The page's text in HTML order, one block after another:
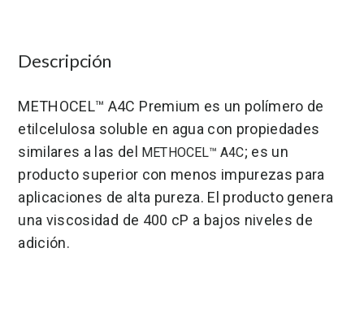
Descripción
METHOCEL™ A4C Premium es un polímero de
etilcelulosa soluble en agua con propiedades
similares a las del METHOCEL™ A4C; es un
producto superior con menos impurezas para
aplicaciones de alta pureza. El producto genera
una viscosidad de 400 cP a bajos niveles de
adición.